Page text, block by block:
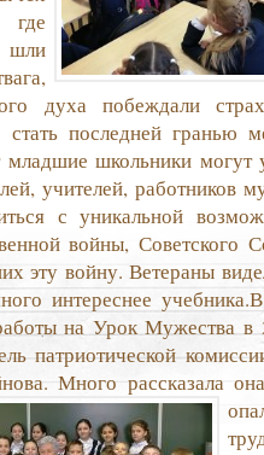
где
шли
духа побеждали
стать последней
школьники могут
учителей, работников
с уникальной
войны, Советского
эту войну. Ветераны
интереснее
на Урок Мужества в
патриотической
Много рассказала